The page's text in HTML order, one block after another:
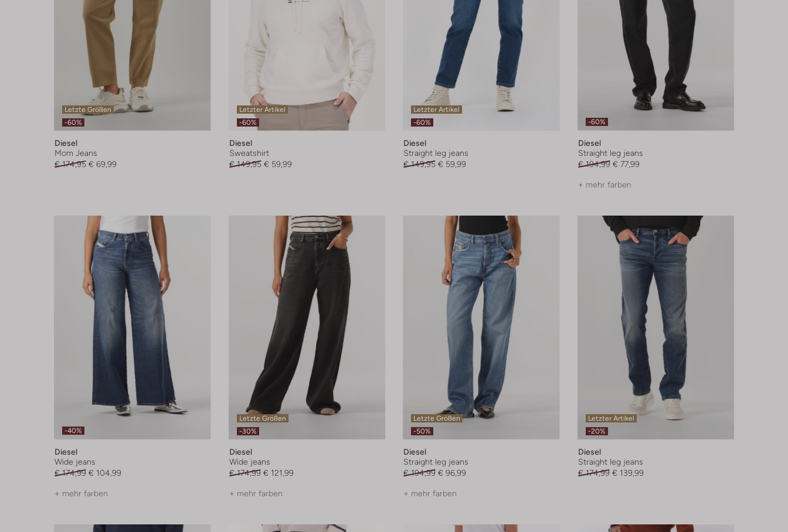
Letzte Größen
-60%
Diesel
Mom Jeans
€ 174,95 € 69,99
Letzter Artikel
-60%
Diesel
Sweatshirt
€ 149,95 € 59,99
Letzter Artikel
-60%
Diesel
Straight leg jeans
€ 149,95 € 59,99
-60%
Diesel
Straight leg jeans
€ 194,99 € 77,99
+ mehr farben
-40%
Diesel
Wide jeans
€ 174,99 € 104,99
+ mehr farben
Letzte Größen
-30%
Diesel
Wide jeans
€ 174,99 € 121,99
+ mehr farben
Letzte Größen
-50%
Diesel
Straight leg jeans
€ 194,99 € 96,99
+ mehr farben
Letzter Artikel
-20%
Diesel
Straight leg jeans
€ 174,99 € 139,99